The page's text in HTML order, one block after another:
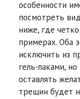
особенности
посмотреть
ниже, где
примерах. Оба
исключить из
гель-лаками,
оставлять
трещин будет